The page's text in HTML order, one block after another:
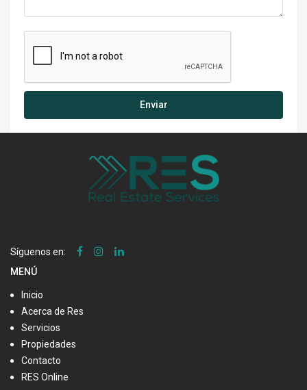
Enviar
Síguenos en:
MENÚ
Inicio
Acerca de Res
Servicios
Propiedades
Contacto
RES Online